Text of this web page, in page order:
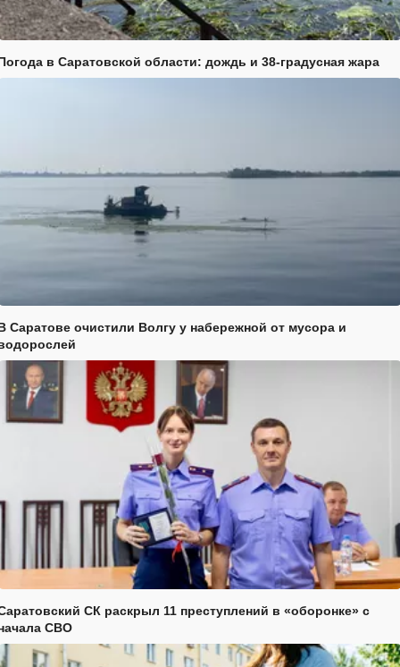
в Саратовской области: дождь и 38-градусная жара
Саратове очистили Волгу у набережной от мусора и
СК раскрыл 11 преступлений в «оборонке» с
СВО